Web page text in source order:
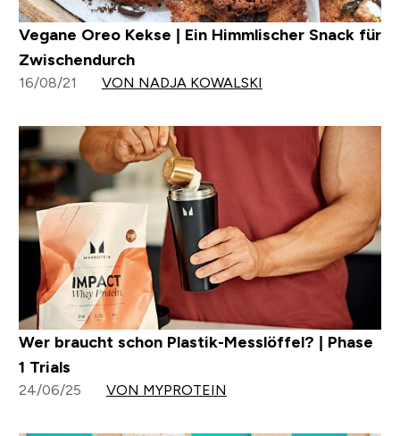
Vegane Oreo Kekse | Ein Himmlischer Snack für
Zwischendurch
16/08/21 VON NADJA KOWALSKI
Wer braucht schon Plastik-Messlöffel? | Phase
1 Trials
24/06/25 VON MYPROTEIN